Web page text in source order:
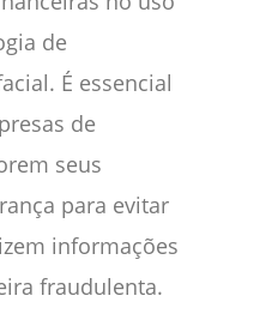
de
É essencial
de
seus
para evitar
informações
fraudulenta.